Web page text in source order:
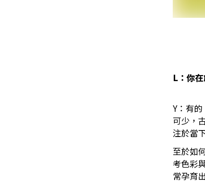
L：你
Y：有
可少，
注於當
至於如
考色彩
常孕育